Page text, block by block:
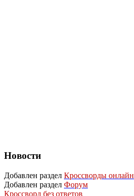
Новости
Добавлен раздел Кроссворды онлайн
Добавлен раздел Форум
Кроссворд без ответов